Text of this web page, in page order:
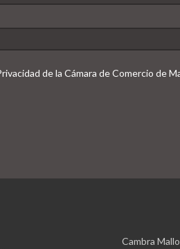
de la Cámara de Comercio de
Cambra